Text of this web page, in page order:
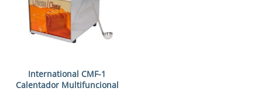
International CMF-1
Calentador Multifuncional